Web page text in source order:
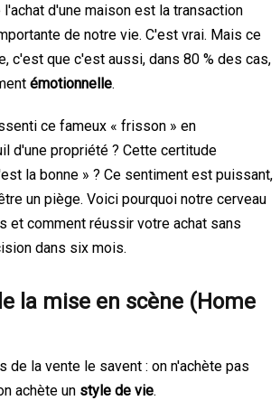
d'une maison est la transaction
de notre vie. C'est vrai. Mais ce
c'est que c'est aussi, dans 80 % des cas,
émotionnelle.
ce fameux « frisson » en
d'une propriété ? Cette certitude
la bonne » ? Ce sentiment est puissant,
un piège. Voici pourquoi notre cerveau
et comment réussir votre achat sans
dans six mois.
la mise en scène (Home
de la vente le savent : on n'achète pas
achète un style de vie.